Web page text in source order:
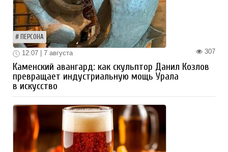
ПЕРСОНА
307
12:07 | 7 августа
Каменский авангард: как скульптор Данил Козлов
превращает индустриальную мощь Урала
в искусство